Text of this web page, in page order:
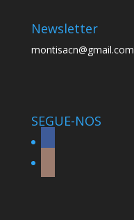
Newsletter
montisacn@gmail.com
SEGUE-NOS